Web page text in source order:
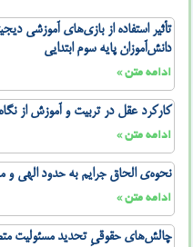
تأثیر استفاده از بازی‌های آموزشی
دانش‌آموزان پایه سوم ابتدایی
ادامه متن »
کارکرد عقل در تربیت و آموزش از
ادامه متن »
نحوه‌ی الحاق جرایم به حدود الهی
ادامه متن »
چالش‌های حقوقیِ تحدید مسئولیت